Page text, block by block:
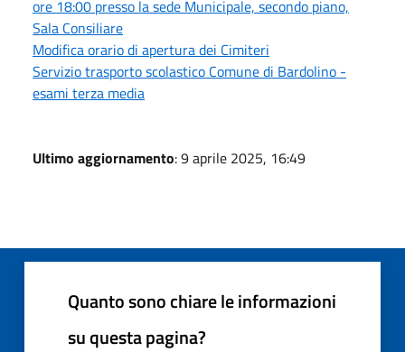
ore 18:00 presso la sede Municipale, secondo piano,
Sala Consiliare
Modifica orario di apertura dei Cimiteri
Servizio trasporto scolastico Comune di Bardolino -
esami terza media
Ultimo aggiornamento: 9 aprile 2025, 16:49
Quanto sono chiare le informazioni
su questa pagina?